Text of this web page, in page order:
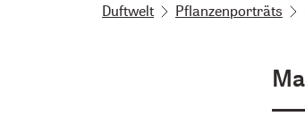
Duftwelt Pflanzenporträts